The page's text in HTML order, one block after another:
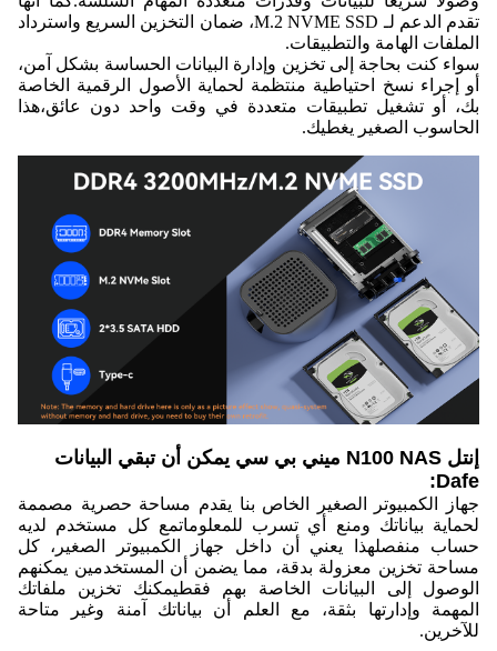
تقدم الدعم لـ M.2 NVME SSD، ضمان التخزين السريع واسترداد
الملفات الهامة والتطبيقات.
سواء كنت بحاجة إلى تخزين وإدارة البيانات الحساسة بشكل آمن،
أو إجراء نسخ احتياطية منتظمة لحماية الأصول الرقمية الخاصة
بك، أو تشغيل تطبيقات متعددة في وقت واحد دون عائق،هذا
الحاسوب الصغير يغطيك.
إنتل N100 NAS ميني بي سي يمكن أن تبقي البيانات
Dafe:
جهاز الكمبيوتر الصغير الخاص بنا يقدم مساحة حصرية مصممة
لحماية بياناتك ومنع أي تسرب للمعلوماتمع كل مستخدم لديه
حساب منفصلهذا يعني أن داخل جهاز الكمبيوتر الصغير، كل
مساحة تخزين معزولة بدقة، مما يضمن أن المستخدمين يمكنهم
الوصول إلى البيانات الخاصة بهم فقطيمكنك تخزين ملفاتك
المهمة وإدارتها بثقة، مع العلم أن بياناتك آمنة وغير متاحة
للآخرين.